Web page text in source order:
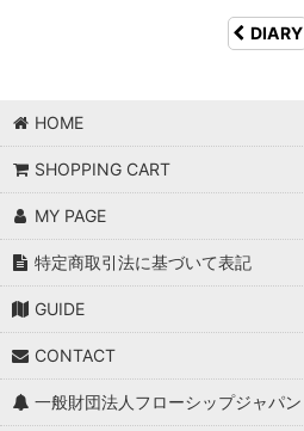
DIARY
HOME
SHOPPING CART
MY PAGE
特定商取引法に基づいて表記
GUIDE
CONTACT
一般財団法人フローシップジャパン